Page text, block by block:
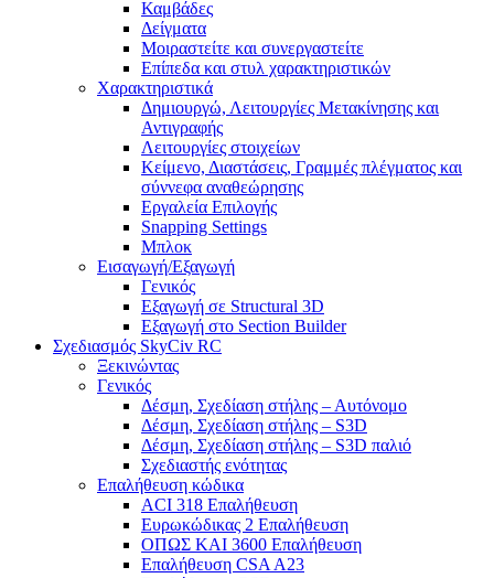
Καμβάδες
Δείγματα
Μοιραστείτε και συνεργαστείτε
Επίπεδα και στυλ χαρακτηριστικών
Χαρακτηριστικά
Δημιουργώ, Λειτουργίες Μετακίνησης και
Αντιγραφής
Λειτουργίες στοιχείων
Κείμενο, Διαστάσεις, Γραμμές πλέγματος και
σύννεφα αναθεώρησης
Εργαλεία Επιλογής
Snapping Settings
Μπλοκ
Εισαγωγή/Εξαγωγή
Γενικός
Εξαγωγή σε Structural 3D
Εξαγωγή στο Section Builder
Σχεδιασμός SkyCiv RC
Ξεκινώντας
Γενικός
Δέσμη, Σχεδίαση στήλης – Αυτόνομο
Δέσμη, Σχεδίαση στήλης – S3D
Δέσμη, Σχεδίαση στήλης – S3D παλιό
Σχεδιαστής ενότητας
Επαλήθευση κώδικα
ACI 318 Επαλήθευση
Ευρωκώδικας 2 Επαλήθευση
ΟΠΩΣ ΚΑΙ 3600 Επαλήθευση
Επαλήθευση CSA A23